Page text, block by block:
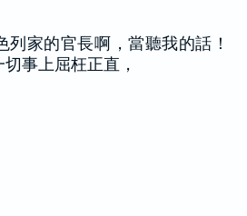
列家的官長啊，當聽我的話！
事上屈枉正直，